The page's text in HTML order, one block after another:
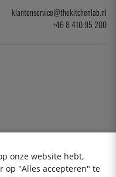
klantenservice@thekitchenlab.nl
+46 8 410 95 200
onze website hebt,
op "Alles accepteren" te